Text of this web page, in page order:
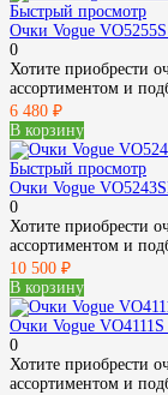
Быстрый просмотр
Очки Vogue VO5255S
0
Хотите приобрести
ассортиментом и
6 480 ₽
В корзину
Быстрый просмотр
Очки Vogue
0
Хотите приобрести
ассортиментом и
10 500 ₽
В корзину
Очки Vogue VO4111S
0
Хотите приобрести
ассортиментом и